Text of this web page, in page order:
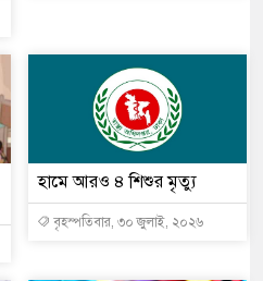
হামে আরও ৪ শিশুর মৃত্যু
বৃহস্পতিবার, ৩০ জুলাই, ২০২৬